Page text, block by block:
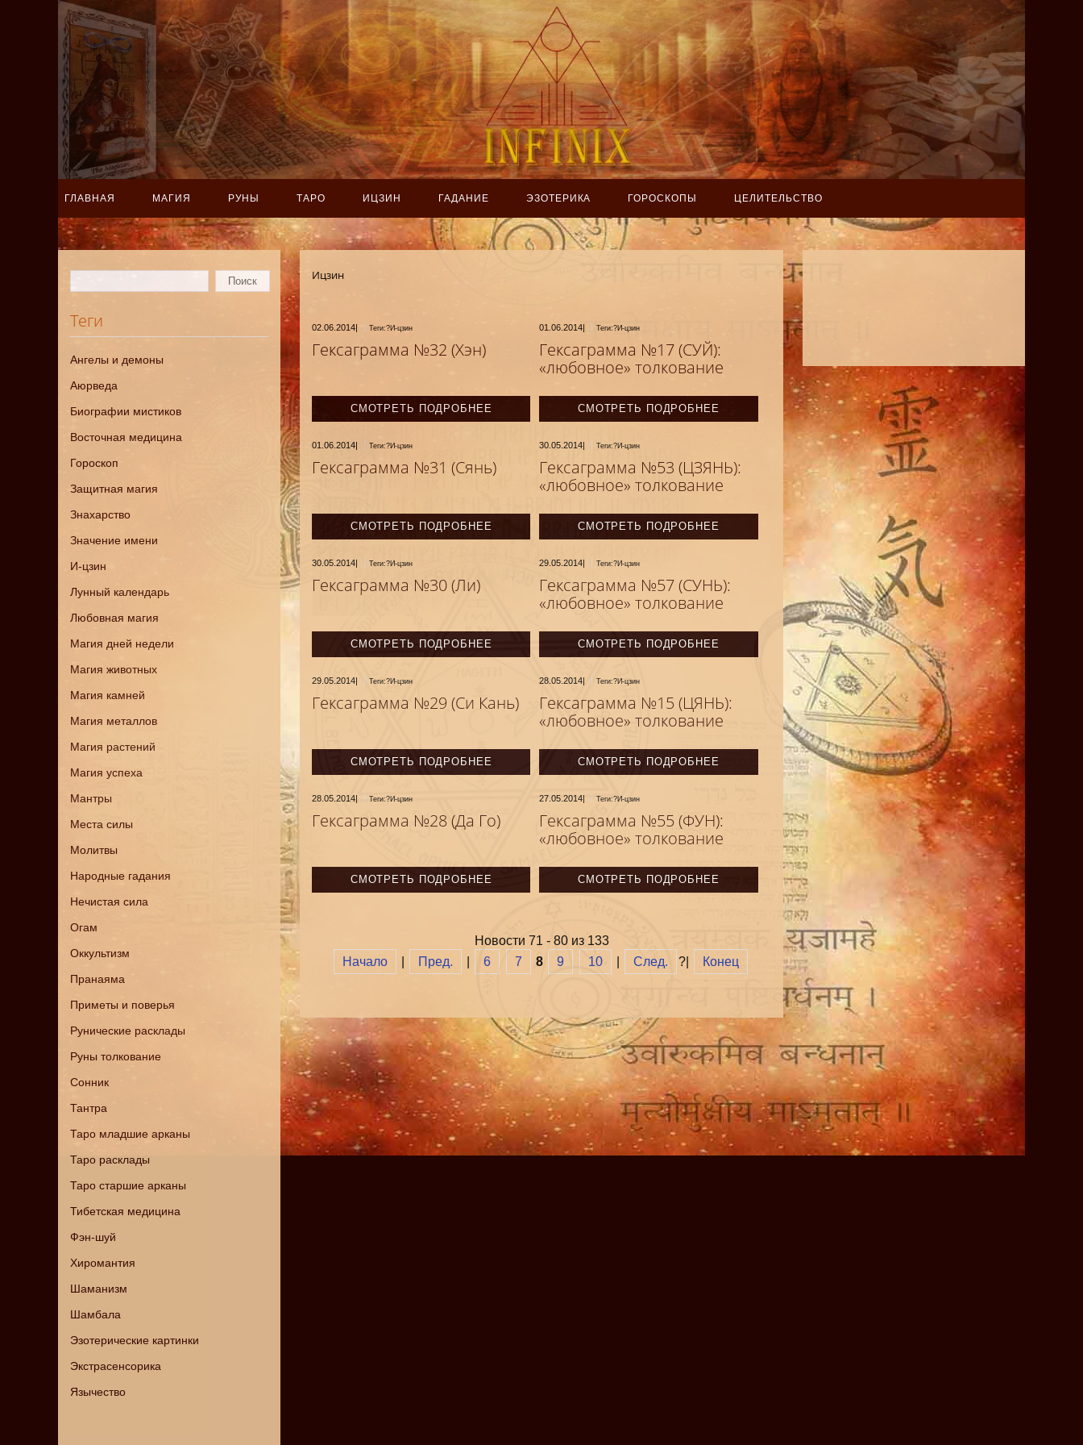
ГЛАВНАЯ МАГИЯ РУНЫ ТАРО ИЦЗИН ГАДАНИЕ ЭЗОТЕРИКА ГОРОСКОПЫ ЦЕЛИТЕЛЬСТВО
Теги
Ангелы и демоны
Аюрведа
Биографии мистиков
Восточная медицина
Гороскоп
Защитная магия
Знахарство
Значение имени
И-цзин
Лунный календарь
Любовная магия
Магия дней недели
Магия животных
Магия камней
Магия металлов
Магия растений
Магия успеха
Мантры
Места силы
Молитвы
Народные гадания
Нечистая сила
Огам
Оккультизм
Пранаяма
Приметы и поверья
Рунические расклады
Руны толкование
Сонник
Тантра
Таро младшие арканы
Таро расклады
Таро старшие арканы
Тибетская медицина
Фэн-шуй
Хиромантия
Шаманизм
Шамбала
Эзотерические картинки
Экстрасенсорика
Язычество
Ицзин
02.06.2014| Теги:?И-цзин
Гексаграмма №32 (Хэн)
СМОТРЕТЬ ПОДРОБНЕЕ
01.06.2014| Теги:?И-цзин
Гексаграмма №17 (СУЙ):
«любовное» толкование
СМОТРЕТЬ ПОДРОБНЕЕ
01.06.2014| Теги:?И-цзин
Гексаграмма №31 (Сянь)
СМОТРЕТЬ ПОДРОБНЕЕ
30.05.2014| Теги:?И-цзин
Гексаграмма №53 (ЦЗЯНЬ):
«любовное» толкование
СМОТРЕТЬ ПОДРОБНЕЕ
30.05.2014| Теги:?И-цзин
Гексаграмма №30 (Ли)
СМОТРЕТЬ ПОДРОБНЕЕ
29.05.2014| Теги:?И-цзин
Гексаграмма №57 (СУНЬ):
«любовное» толкование
СМОТРЕТЬ ПОДРОБНЕЕ
29.05.2014| Теги:?И-цзин
Гексаграмма №29 (Си Кань)
СМОТРЕТЬ ПОДРОБНЕЕ
28.05.2014| Теги:?И-цзин
Гексаграмма №15 (ЦЯНЬ):
«любовное» толкование
СМОТРЕТЬ ПОДРОБНЕЕ
28.05.2014| Теги:?И-цзин
Гексаграмма №28 (Да Го)
СМОТРЕТЬ ПОДРОБНЕЕ
27.05.2014| Теги:?И-цзин
Гексаграмма №55 (ФУН):
«любовное» толкование
СМОТРЕТЬ ПОДРОБНЕЕ
Новости 71 - 80 из 133
Начало
| Пред. | 6 7 8 9 10 | След. ?| Конец